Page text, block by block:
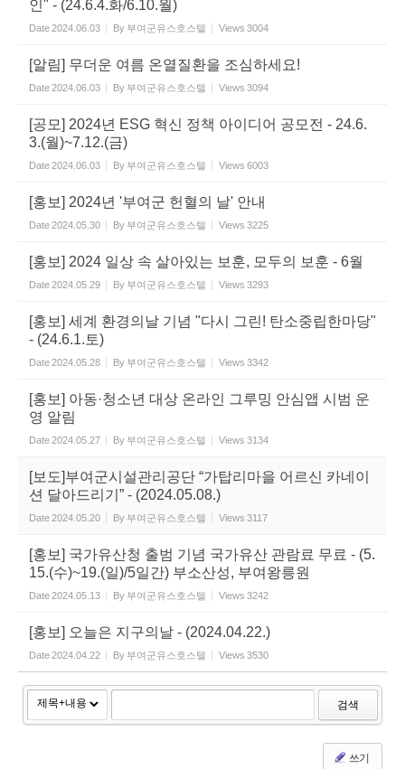
인" - (24.6.4.화/6.10.월)
Date2024.06.03 By 부여군유스호스텔 Views 3004
[알림] 무더운 여름 온열질환을 조심하세요!
Date2024.06.03 By 부여군유스호스텔 Views 3094
[공모] 2024년 ESG 혁신 정책 아이디어 공모전 - 24.6.
3.(월)~7.12.(금)
Date2024.06.03 By 부여군유스호스텔 Views 6003
[홍보] 2024년 '부여군 헌혈의 날' 안내
Date2024.05.30 By 부여군유스호스텔 Views 3225
[홍보] 2024 일상 속 살아있는 보훈, 모두의 보훈 - 6월
Date2024.05.29 By 부여군유스호스텔 Views 3293
[홍보] 세계 환경의날 기념 "다시 그린! 탄소중립한마당"
- (24.6.1.토)
Date2024.05.28 By 부여군유스호스텔 Views 3342
[홍보] 아동·청소년 대상 온라인 그루밍 안심앱 시범 운
영 알림
Date2024.05.27 By 부여군유스호스텔 Views 3134
[보도]부여군시설관리공단 “가탑리마을 어르신 카네이
션 달아드리기” - (2024.05.08.)
Date2024.05.20 By 부여군유스호스텔 Views 3117
[홍보] 국가유산청 출범 기념 국가유산 관람료 무료 - (5.
15.(수)~19.(일)/5일간) 부소산성, 부여왕릉원
Date2024.05.13 By 부여군유스호스텔 Views 3242
[홍보] 오늘은 지구의날 - (2024.04.22.)
Date2024.04.22 By 부여군유스호스텔 Views 3530
검색
쓰기